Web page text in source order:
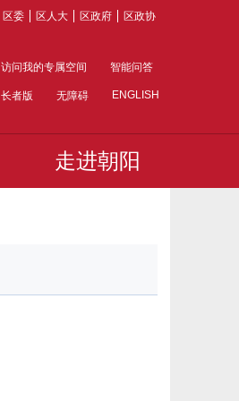
区委 区人大 区政府 区政协
访问我的专属空间 智能问答
长者版 无障碍 ENGLISH
走进朝阳